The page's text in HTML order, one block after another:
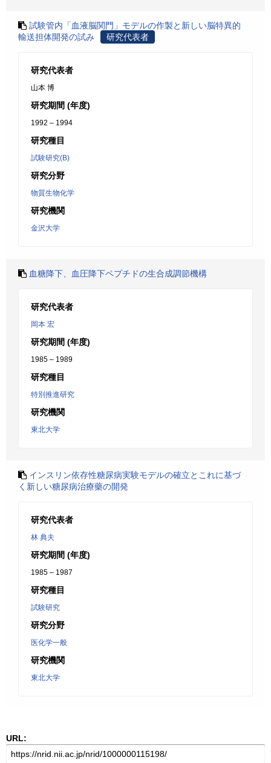
試験管内「血液脳関門」モデルの作製と新しい脳特異的
輸送担体開発の試み
研究代表者
研究代表者
山本 博
研究期間 (年度)
1992 – 1994
研究種目
試験研究(B)
研究分野
物質生物化学
研究機関
金沢大学
血糖降下、血圧降下ペプチドの生合成調節機構
研究代表者
岡本 宏
研究期間 (年度)
1985 – 1989
研究種目
特別推進研究
研究機関
東北大学
インスリン依存性糖尿病実験モデルの確立とこれに基づ
く新しい糖尿病治療藥の開発
研究代表者
林 典夫
研究期間 (年度)
1985 – 1987
研究種目
試験研究
研究分野
医化学一般
研究機関
東北大学
URL: